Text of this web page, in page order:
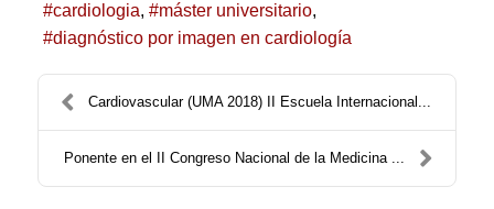
cardiologia
máster universitario
diagnóstico por imagen en cardiología
Cardiovascular (UMA 2018) II Escuela Internacional...
Ponente en el II Congreso Nacional de la Medicina ...